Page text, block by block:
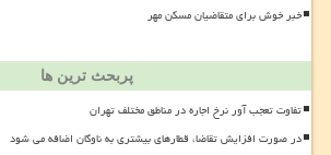
خبر خوش برای متقاضیان مسکن مهر
پربحث ترین ها
تفاوت تعجب آور نرخ اجاره در مناطق مختلف تهران
در صورت افزایش تقاضا، قطارهای بیشتری به ناوگان اضافه می شود